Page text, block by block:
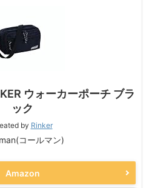
ウォーカーポーチ ブラ
ック
by Rinker
コールマン)
Amazon